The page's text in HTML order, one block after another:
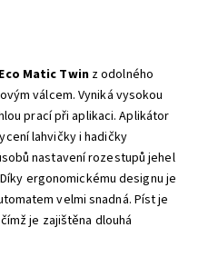
Matic Twinz odolného
válcem. Vyniká vysokou
prací při aplikaci. Aplikátor
lahvičky i hadičky
nastavení rozestupů jehel
ergonomickému designu je
velmi snadná. Píst je
je zajištěna dlouhá